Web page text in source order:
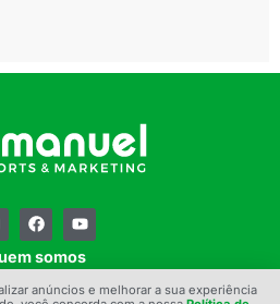
somos
Contato
anúncios e melhorar a sua experiência